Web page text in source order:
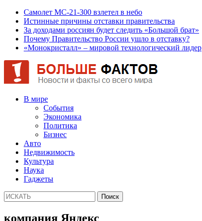
Самолет МС-21-300 взлетел в небо
Истинные причины отставки правительства
За доходами россиян будет следить «Большой брат»
Почему Правительство России ушло в отставку?
«Монокристалл» – мировой технологический лидер
В мире
События
Экономика
Политика
Бизнес
Авто
Недвижимость
Культура
Наука
Гаджеты
компания Яндекс